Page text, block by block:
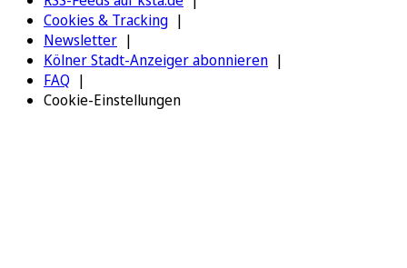
Cookies & Tracking
Newsletter
Kölner Stadt-Anzeiger abonnieren
FAQ
Cookie-Einstellungen